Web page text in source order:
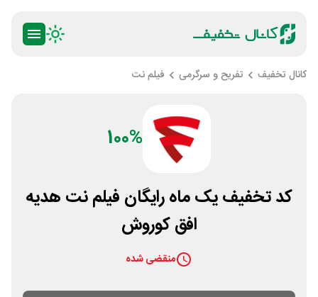
کانال تخفیف تفریح و سرگرمی فیلم نت
100%
کد تخفیف یک ماه رایگان فیلم نت هدیه
افق کوروش
منقضی شده